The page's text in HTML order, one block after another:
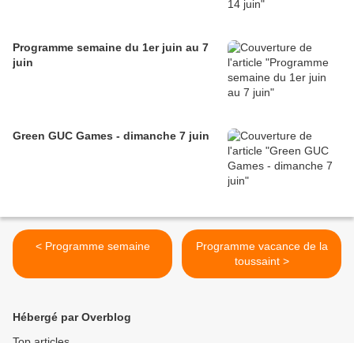
Programme semaine du 1er juin au 7
juin
Green GUC Games - dimanche 7 juin
< Programme semaine
Programme vacance de la
toussaint >
Hébergé par Overblog